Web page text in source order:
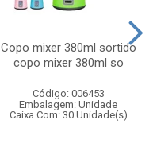
Copo mixer 380ml sortido
copo mixer 380ml so
Código: 006453
Embalagem: Unidade
Caixa Com: 30 Unidade(s)